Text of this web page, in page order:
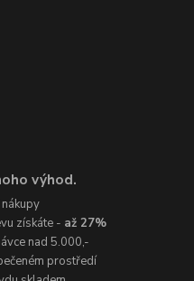
výhod.
získáte - až 27%
nad 5.000,-
prostředí